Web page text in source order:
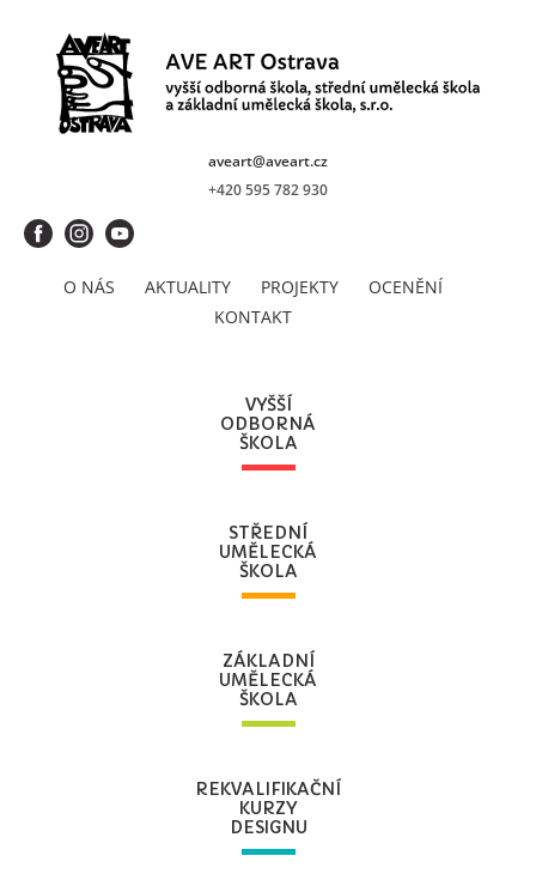
O NÁS AKTUALITY PROJEKTY
OCENĚNÍ
KONTAKT
aveart@aveart.cz
+420 595 782 930
VYŠŠÍ
ODBORNÁ
ŠKOLA
STŘEDNÍ
UMĚLECKÁ
ŠKOLA
ZÁKLADNÍ
UMĚLECKÁ
ŠKOLA
REKVALIFIKAČNÍ
KURZY
DESIGNU